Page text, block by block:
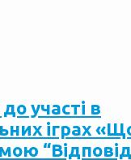
участі в
іграх